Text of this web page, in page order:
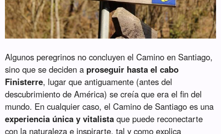
Algunos peregrinos no concluyen el Camino en Santiago,
sino que se deciden a proseguir hasta el cabo
Finisterre, lugar que antiguamente (antes del
descubrimiento de América) se creía que era el fin del
mundo. En cualquier caso, el Camino de Santiago es una
experiencia única y vitalista que puede reconectarte
con la naturaleza e inspirarte, tal y como explica